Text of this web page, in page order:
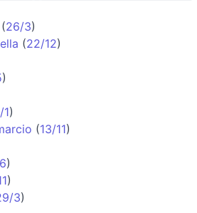
(26/3)
(22/12)
)
1)
(13/11)
)
)
3)